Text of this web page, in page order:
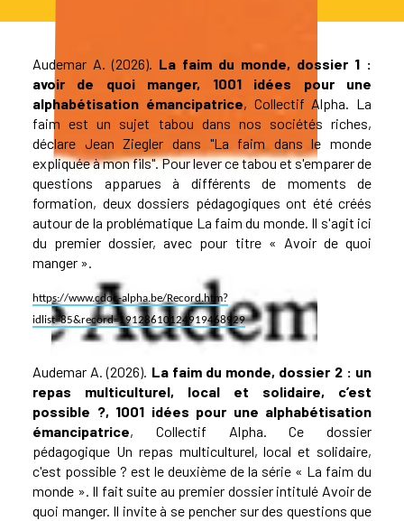
Audemar A. (2026). La faim du monde, dossier 1 :
avoir de quoi manger, 1001 idées pour une
alphabétisation émancipatrice, Collectif Alpha. La
faim est un sujet tabou dans nos sociétés riches,
déclare Jean Ziegler dans "La faim dans le monde
expliquée à mon fils". Pour lever ce tabou et s'emparer de
questions apparues à différents de moments de
formation, deux dossiers pédagogiques ont été créés
autour de la problématique La faim du monde. Il s'agit ici
du premier dossier, avec pour titre « Avoir de quoi
manger ».
https://www.cdoc-alpha.be/Record.htm?
idlist=85&record=19128610124919468929
Audemar A. (2026). La faim du monde, dossier 2 : un
repas multiculturel, local et solidaire, c’est
possible ?, 1001 idées pour une alphabétisation
émancipatrice, Collectif Alpha. Ce dossier
pédagogique Un repas multiculturel, local et solidaire,
c'est possible ? est le deuxième de la série « La faim du
monde ». Il fait suite au premier dossier intitulé Avoir de
quoi manger. Il invite à se pencher sur des questions que